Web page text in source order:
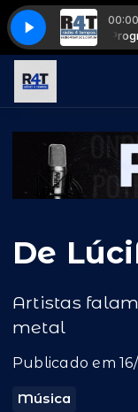
Rock Casa das
De
Artistas
metal
Publicado em
Música